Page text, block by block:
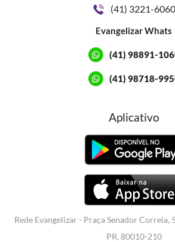
(41) 3221-6060
Evangelizar Whats
(41) 98891-
(41) 98718-
Aplicativo
Rede Evangelizar - Praça Senador
PR, 80010-210